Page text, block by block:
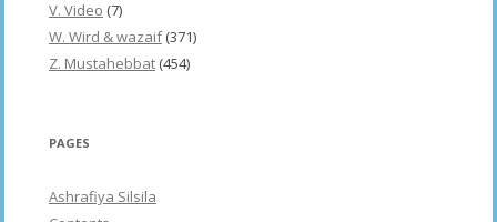
V. Video (7)
W. Wird & wazaif(371)
Z. Mustahebbat (454)
PAGES
Ashrafiya Silsila